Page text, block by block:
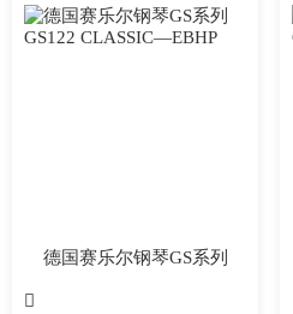
德国赛乐尔钢琴GS系列
